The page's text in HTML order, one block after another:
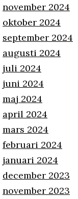
november 2024
oktober 2024
september 2024
augusti 2024
juli 2024
juni 2024
maj 2024
april 2024
mars 2024
februari 2024
januari 2024
december 2023
november 2023